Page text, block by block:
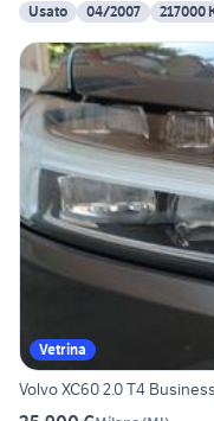
Usato
04/2007 217000
Vetrina
Volvo XC60